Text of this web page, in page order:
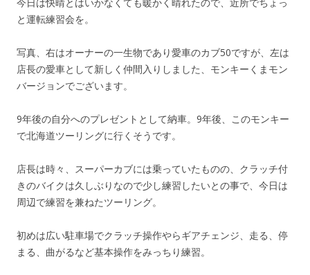
と運転練習会を。
写真、右はオーナーの一生物であり愛車のカブ50ですが、左は
店長の愛車として新しく仲間入りしました、モンキーくまモン
バージョンでございます。
9年後の自分へのプレゼントとして納車。9年後、このモンキー
で北海道ツーリングに行くそうです。
店長は時々、スーパーカブには乗っていたものの、クラッチ付
きのバイクは久しぶりなので少し練習したいとの事で、今日は
周辺で練習を兼ねたツーリング。
初めは広い駐車場でクラッチ操作やらギアチェンジ、走る、停
まる、曲がるなど基本操作をみっちり練習。